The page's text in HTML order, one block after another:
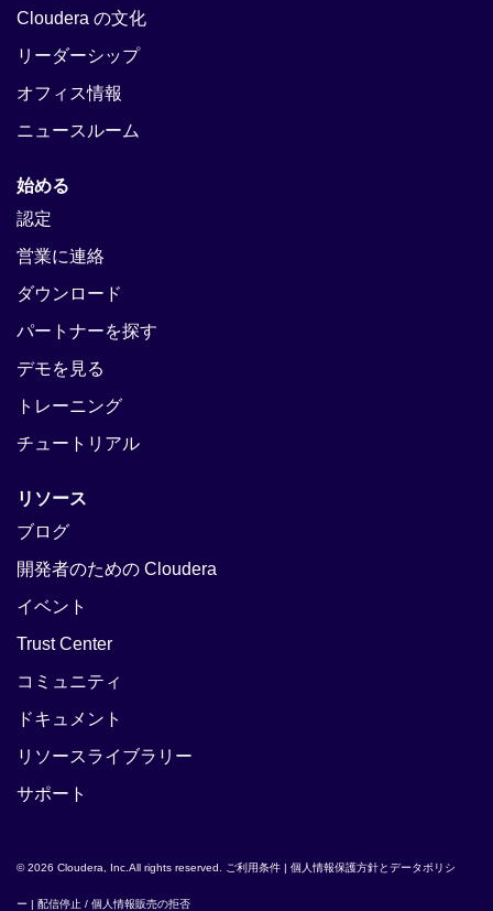
Cloudera の文化
リーダーシップ
オフィス情報
ニュースルーム
始める
認定
営業に連絡
ダウンロード
パートナーを探す
デモを見る
トレーニング
チュートリアル
リソース
ブログ
開発者のための Cloudera
イベント
Trust Center
コミュニティ
ドキュメント
リソースライブラリー
サポート
© 2026 Cloudera, Inc.All rights reserved. ご利用条件 | 個人情報保護方針とデータポリシ
ー | 配信停止 / 個人情報販売の拒否